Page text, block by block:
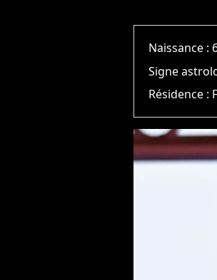
Naissance :
Signe
Résidence :